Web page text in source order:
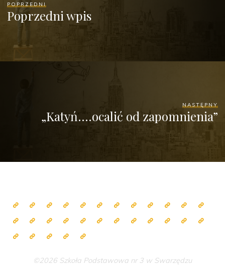
POPRZEDNI
Poprzedni wpis
NASTĘPNY
„Katyń….ocalić od zapomnienia”
©2026 Szkoła Podstawowa nr 3 w Swarzędzu